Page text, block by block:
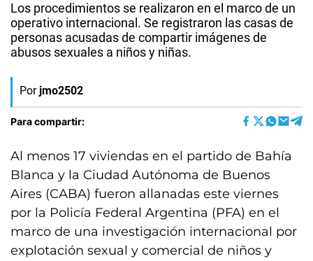
Los procedimientos se realizaron en el marco de un
operativo internacional. Se registraron las casas de
personas acusadas de compartir imágenes de
abusos sexuales a niños y niñas.
Por jmo2502
Para compartir:
Al menos 17 viviendas en el partido de Bahía
Blanca y la Ciudad Autónoma de Buenos
Aires (CABA) fueron allanadas este viernes
por la Policía Federal Argentina (PFA) en el
marco de una investigación internacional por
explotación sexual y comercial de niños y